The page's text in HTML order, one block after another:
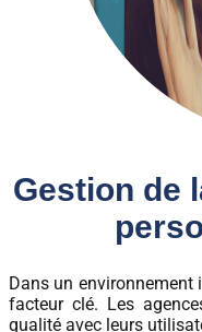
Gestion de
Dans un environnement
facteur clé. Les
qualité avec leurs